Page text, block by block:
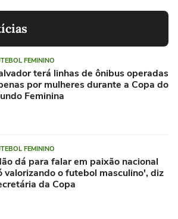
FEMININO
terá linhas de ônibus operadas
por mulheres durante a Copa do
Feminina
FEMININO
dá para falar em paixão nacional
valorizando o futebol masculino', diz
da Copa